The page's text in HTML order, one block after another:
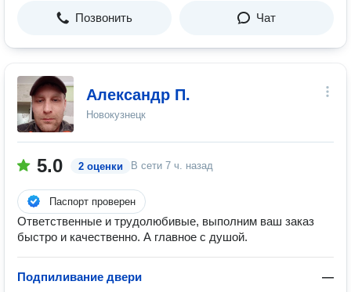
Позвонить Чат
Александр П.
Новокузнецк
5.0 2 оценки В сети 7 ч. назад
Паспорт проверен
Ответственные и трудолюбивые, выполним ваш заказ
быстро и качественно. А главное с душой.
Подпиливание двери —